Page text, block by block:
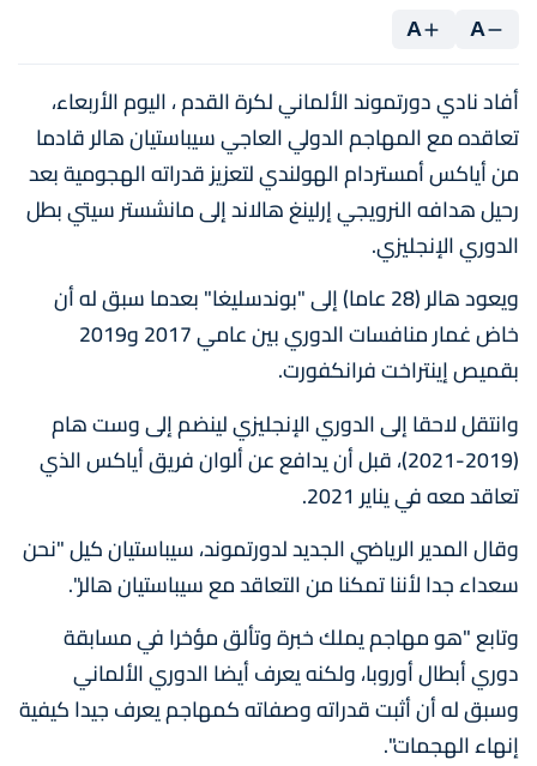
A
A
أفاد نادي دورتموند الألماني لكرة القدم ، اليوم الأربعاء،
تعاقده مع المهاجم الدولي العاجي سيباستيان هالر قادما
من أياكس أمستردام الهولندي لتعزيز قدراته الهجومية بعد
رحيل هدافه النرويجي إرلينغ هالاند إلى مانشستر سيتي بطل
الدوري الإنجليزي.
ويعود هالر (28 عاما) إلى "بوندسليغا" بعدما سبق له أن
خاض غمار منافسات الدوري بين عامي 2017 و2019
بقميص إينتراخت فرانكفورت.
وانتقل لاحقا إلى الدوري الإنجليزي لينضم إلى وست هام
(2019-2021)، قبل أن يدافع عن ألوان فريق أياكس الذي
تعاقد معه في يناير 2021.
وقال المدير الرياضي الجديد لدورتموند، سيباستيان كيل "نحن
سعداء جدا لأننا تمكنا من التعاقد مع سيباستيان هالر".
وتابع "هو مهاجم يملك خبرة وتألق مؤخرا في مسابقة
دوري أبطال أوروبا، ولكنه يعرف أيضا الدوري الألماني
وسبق له أن أثبت قدراته وصفاته كمهاجم يعرف جيدا كيفية
إنهاء الهجمات".